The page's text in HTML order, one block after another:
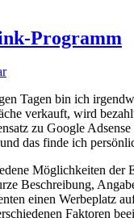
Programm
Tagen bin ich
verkauft, wird
zu Google
das finde ich
Möglichkeiten der
Beschreibung,
einen Werbeplatz
Faktoren